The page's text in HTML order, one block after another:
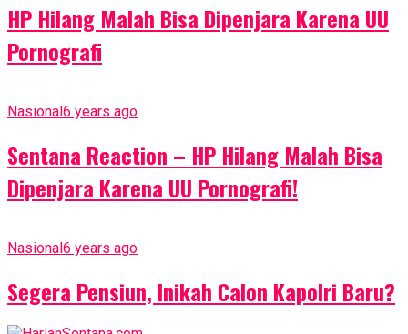
HP Hilang Malah Bisa Dipenjara Karena UU
Pornografi
Nasional6 years ago
Sentana Reaction – HP Hilang Malah Bisa
Dipenjara Karena UU Pornografi!
Nasional6 years ago
Segera Pensiun, Inikah Calon Kapolri Baru?